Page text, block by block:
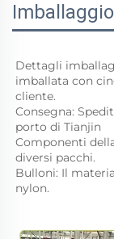
Dettagli
imballata con
cliente.
Consegna:
porto di Tianjin
Componenti
diversi pacchi.
Bulloni: Il
nylon.